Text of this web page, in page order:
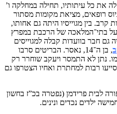
את כל עיתותיו, תחילה במחלקה ו’
רופאים, מציאת מקומות מסתור
קרב. בין מגוייסיו היתה גם אחותו,
בתי־המלאכה של הרכבת במפרץ
חבר בוועדות קבלה למגוייסים
, בן ה־14, נאסר. הבריטים סרבו
נתן לא התמסר ויעקב שוחרר רק
רבות למחתרת ואחיו הצטרפו גם
לבית פרידמן (נפטרה בכ”ז בחשון